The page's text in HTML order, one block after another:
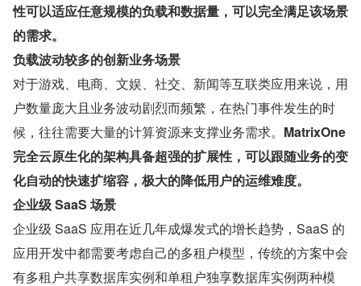
性可以适应任意规模的负载和数据量，可以完全满足该场景
的需求。
负载波动较多的创新业务场景
对于游戏、电商、文娱、社交、新闻等互联类应用来说，用
户数量庞大且业务波动剧烈而频繁，在热门事件发生的时
候，往往需要大量的计算资源来支撑业务需求。 MatrixOne
完全云原生化的架构具备超强的扩展性，可以跟随业务的变
化自动的快速扩缩容，极大的降低用户的运维难度。
企业级 SaaS 场景
企业级 SaaS 应用在近几年成爆发式的增长趋势，SaaS 的
应用开发中都需要考虑自己的多租户模型，传统的方案中会
有多租户共享数据库实例和单租户独享数据库实例两种模